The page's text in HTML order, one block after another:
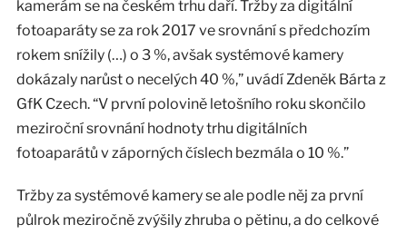
kamerám se na českém trhu daří. Tržby za digitální
fotoaparáty se za rok 2017 ve srovnání s předchozím
rokem snížily (…) o 3 %, avšak systémové kamery
dokázaly narůst o necelých 40 %,” uvádí Zdeněk Bárta z
GfK Czech. “V první polovině letošního roku skončilo
meziroční srovnání hodnoty trhu digitálních
fotoaparátů v záporných číslech bezmála o 10 %.”
Tržby za systémové kamery se ale podle něj za první
půlrok meziročně zvýšily zhruba o pětinu, a do celkové